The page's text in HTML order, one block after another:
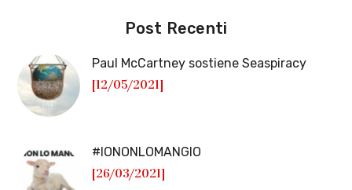
Post Recenti
Paul McCartney sostiene Seaspiracy
[12/05/2021]
#IONONLOMANGIO
[26/03/2021]